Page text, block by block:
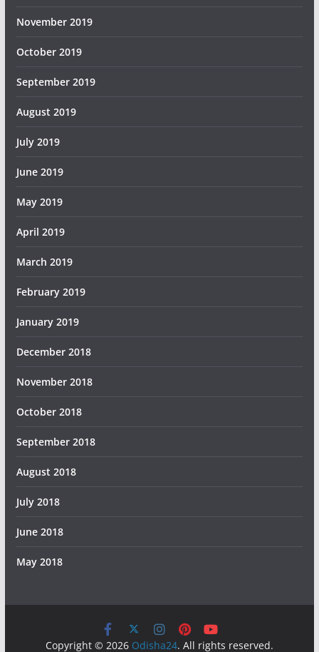
November 2019
October 2019
September 2019
August 2019
July 2019
June 2019
May 2019
April 2019
March 2019
February 2019
January 2019
December 2018
November 2018
October 2018
September 2018
August 2018
July 2018
June 2018
May 2018
Copyright © 2026 Odisha24. All rights reserved.